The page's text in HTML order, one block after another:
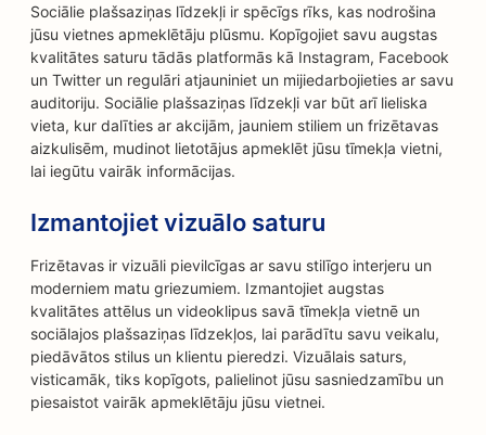
Sociālie plašsaziņas līdzekļi ir spēcīgs rīks, kas nodrošina
jūsu vietnes apmeklētāju plūsmu. Kopīgojiet savu augstas
kvalitātes saturu tādās platformās kā Instagram, Facebook
un Twitter un regulāri atjauniniet un mijiedarbojieties ar savu
auditoriju. Sociālie plašsaziņas līdzekļi var būt arī lieliska
vieta, kur dalīties ar akcijām, jauniem stiliem un frizētavas
aizkulisēm, mudinot lietotājus apmeklēt jūsu tīmekļa vietni,
lai iegūtu vairāk informācijas.
Izmantojiet vizuālo saturu
Frizētavas ir vizuāli pievilcīgas ar savu stilīgo interjeru un
moderniem matu griezumiem. Izmantojiet augstas
kvalitātes attēlus un videoklipus savā tīmekļa vietnē un
sociālajos plašsaziņas līdzekļos, lai parādītu savu veikalu,
piedāvātos stilus un klientu pieredzi. Vizuālais saturs,
visticamāk, tiks kopīgots, palielinot jūsu sasniedzamību un
piesaistot vairāk apmeklētāju jūsu vietnei.